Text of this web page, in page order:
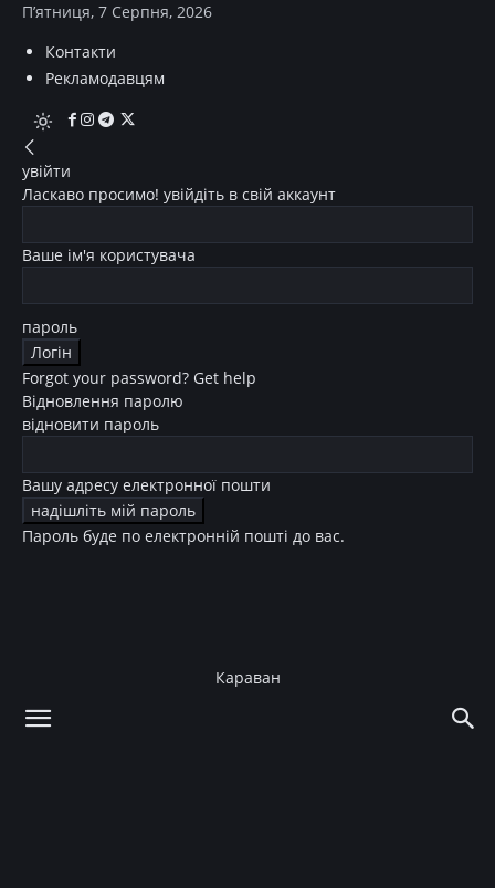
П’ятниця, 7 Серпня, 2026
Контакти
Рекламодавцям
увійти
Ласкаво просимо! увійдіть в свій аккаунт
Ваше ім'я користувача
пароль
Forgot your password? Get help
Відновлення паролю
відновити пароль
Вашу адресу електронної пошти
Пароль буде по електронній пошті до вас.
Караван